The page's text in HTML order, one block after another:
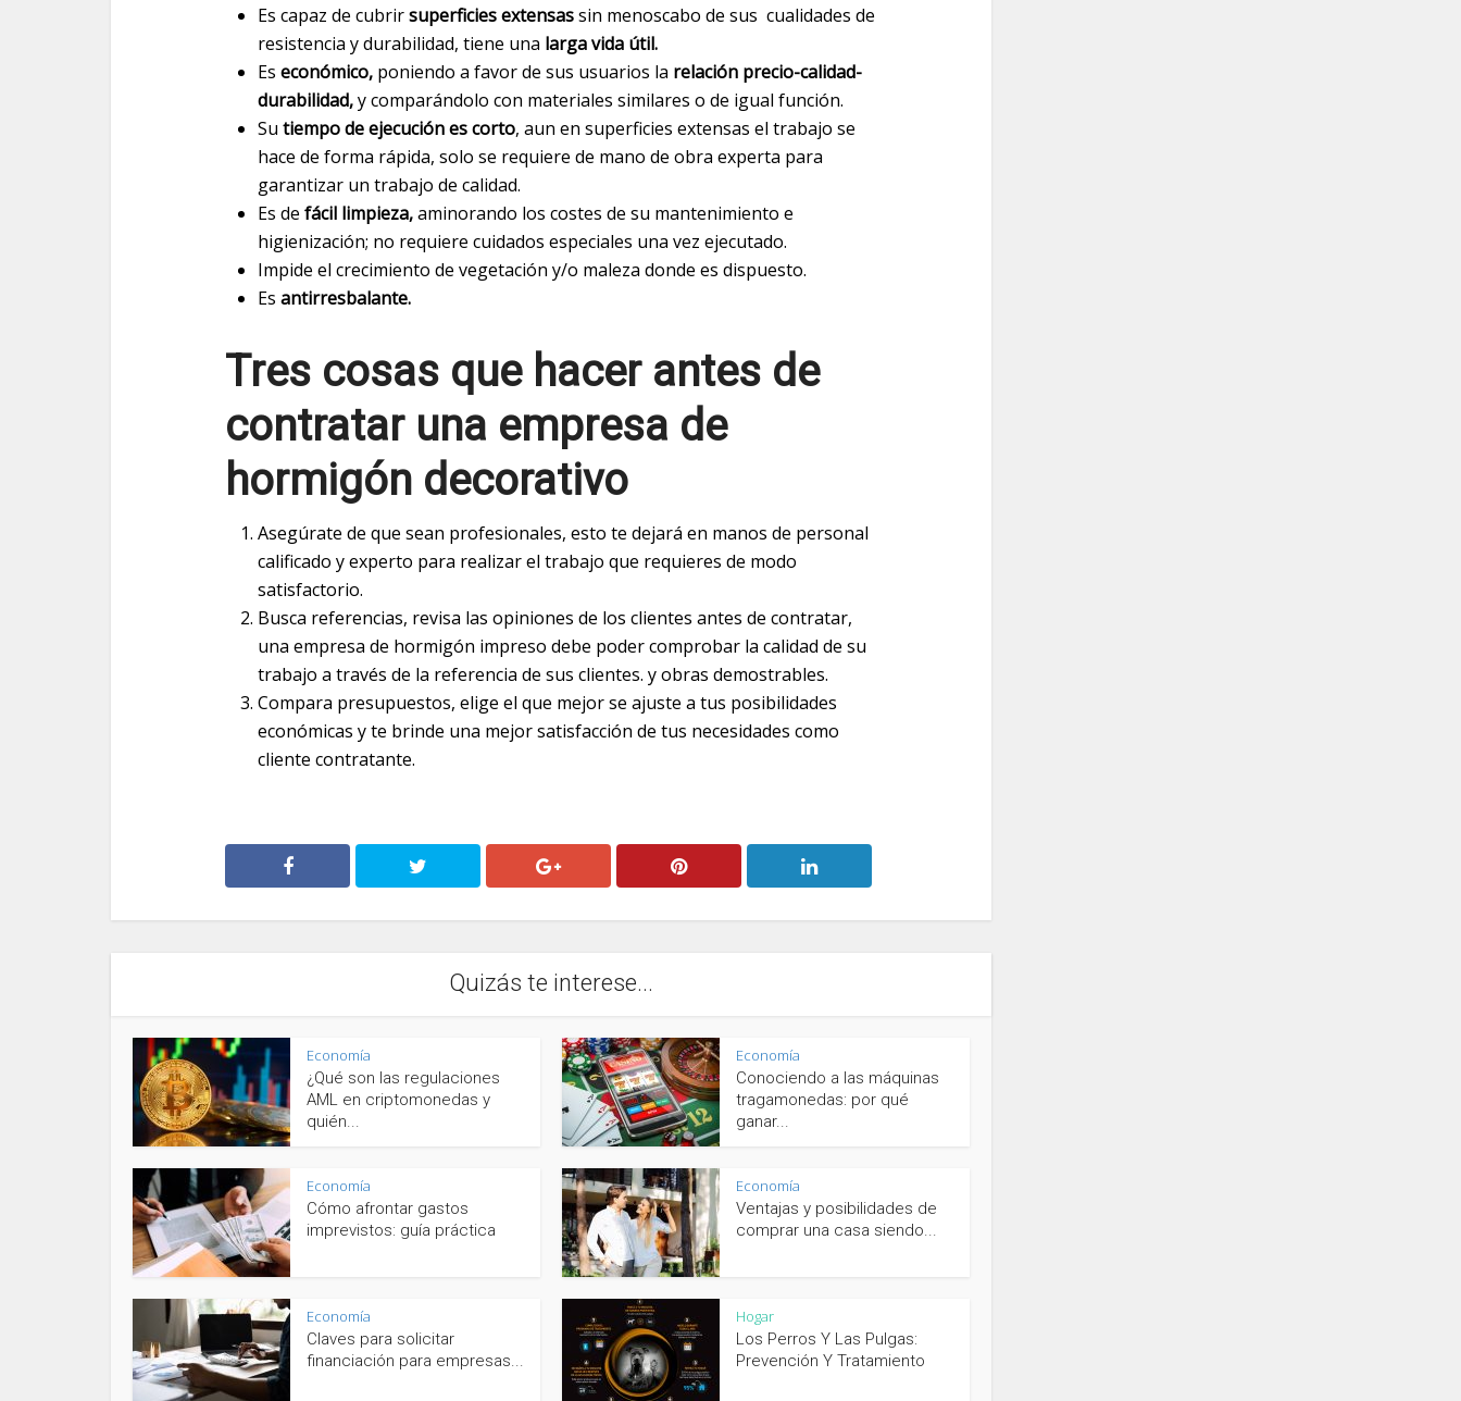
Es capaz de cubrirsuperficies extensassin menoscabo de sus cualidades de
resistencia y durabilidad, tiene una larga vida útil.
Es económico, poniendo a favor de sus usuarios la relación precio-calidad-
durabilidad,y comparándolo con materiales similares o de igual función.
Su tiempo de ejecución es corto, aun en superficies extensas el trabajo se
hace de forma rápida, solo se requiere de mano de obra experta para
garantizar un trabajo de calidad.
Es de fácil limpieza,aminorando los costes de su mantenimiento e
higienización; no requiere cuidados especiales una vez ejecutado.
Impide el crecimiento de vegetación y/o maleza donde es dispuesto.
Es antirresbalante.
Tres cosas que hacer antes de
contratar una empresa de
hormigón decorativo
Asegúrate de que sean profesionales, esto te dejará en manos de personal
calificado y experto para realizar el trabajo que requieres de modo
satisfactorio.
Busca referencias, revisa las opiniones de los clientes antes de contratar,
una empresa de hormigón impreso debe poder comprobar la calidad de su
trabajo a través de la referencia de sus clientes. y obras demostrables.
Compara presupuestos, elige el que mejor se ajuste a tus posibilidades
económicas y te brinde una mejor satisfacción de tus necesidades como
cliente contratante.
Quizás te interese...
Economía
¿Qué son las regulaciones
AML en criptomonedas y
quién...
Economía
Conociendo a las máquinas
tragamonedas: por qué
ganar...
Economía
Cómo afrontar gastos
imprevistos: guía práctica
Economía
Ventajas y posibilidades de
comprar una casa siendo...
Economía
Claves para solicitar
financiación para empresas...
Hogar
Los Perros Y Las Pulgas:
Prevención Y Tratamiento